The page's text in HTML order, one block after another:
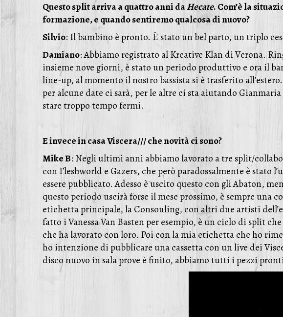
Questo split arriva a quattro anni daHecate. Com’è la
formazione, e quando sentiremo qualcosa di nuovo?
Silvio: Il bambino è pronto. È stato un bel parto, un triplo
Damiano: Abbiamo registrato al Kreative Klan di Verona.
insieme nove giorni, è stato un periodo produttivo e ora il
line-up, al momento il nostro bassista si è trasferito
per alcune date ci sarà, per le altre ci sta aiutando
stare troppo tempo fermi.
E invece in casa Viscera/// che novità ci sono?
Mike B: Negli ultimi anni abbiamo lavorato a tre split/
con Fleshworld e Gazers, che però paradossalmente è stato
essere pubblicato. Adesso è uscito questo con gli Abaton,
questo periodo uscirà forse il mese prossimo, è sempre una
etichetta principale, la Consouling, con altri due artisti
fatto i Vanessa Van Basten per esempio, è un ciclo di split
che ha lavorato con loro. Poi con la mia etichetta che ho
ho intenzione di pubblicare una cassetta con un live dei
disco nuovo in sala prove è finito, abbiamo tutti i pezzi